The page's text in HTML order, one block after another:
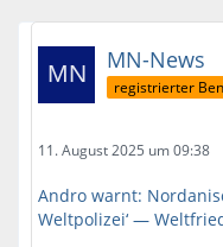
MN-News
registrierter
11. August 2025 um 09:38
Andro warnt:
Weltpolizei‘ —